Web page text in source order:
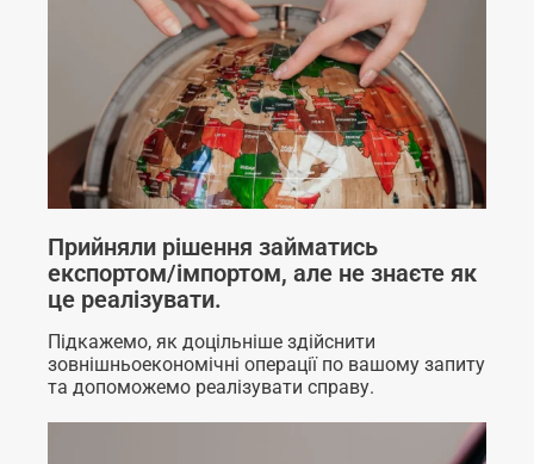
Прийняли рішення займатись
експортом/імпортом, але не знаєте як
це реалізувати.
Підкажемо, як доцільніше здійснити
зовнішньоекономічні операції по вашому запиту
та допоможемо реалізувати справу.